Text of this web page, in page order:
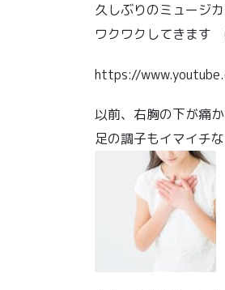
久しぶりのミュージカ
ワクワクしてきま
https://
以前、右胸の下が痛
足の調子もイマイチ